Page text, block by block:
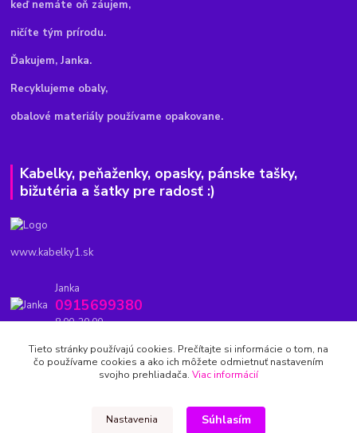
keď nemáte oň záujem,
ničíte tým prírodu.
Ďakujem, Janka.
Recyklujeme obaly,
obalové materiály používame opakovane.
Kabelky, peňaženky, opasky, pánske tašky,
bižutéria a šatky pre radosť :)
www.kabelky1.sk
Janka
0915699380
8.00-20.00
kabelky1.sk@gmail.com
Tieto stránky používajú cookies. Prečítajte si informácie o tom, na
čo používame cookies a ako ich môžete odmietnuť nastavením
svojho prehliadača. Viac informácií
Nastavenia Súhlasím